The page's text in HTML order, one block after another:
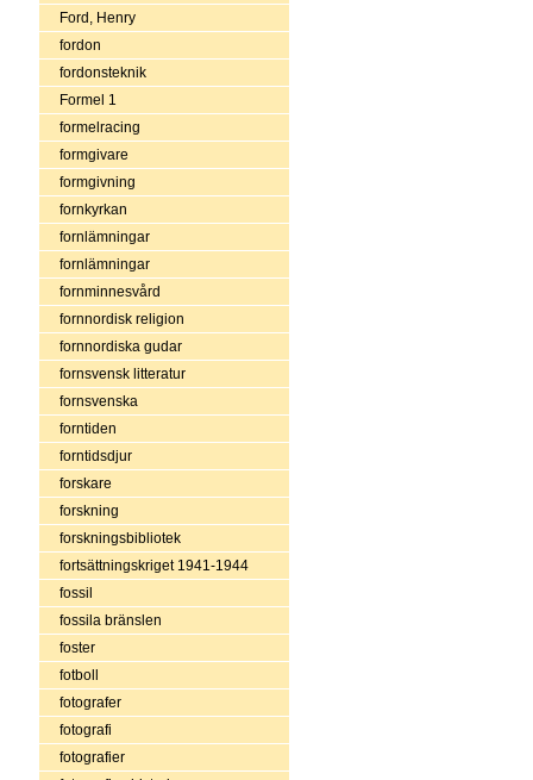
Ford, Henry
fordon
fordonsteknik
Formel 1
formelracing
formgivare
formgivning
fornkyrkan
fornlämningar
fornlämningar
fornminnesvård
fornnordisk religion
fornnordiska gudar
fornsvensk litteratur
fornsvenska
forntiden
forntidsdjur
forskare
forskning
forskningsbibliotek
fortsättningskriget 1941-1944
fossil
fossila bränslen
foster
fotboll
fotografer
fotografi
fotografier